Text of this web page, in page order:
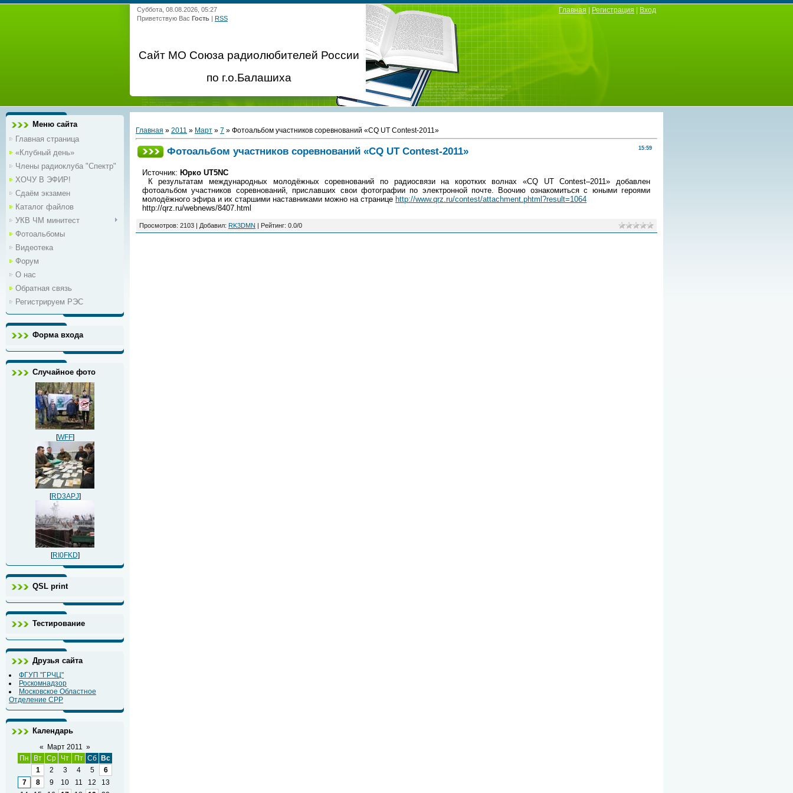
Суббота, 08.08.2026, 05:27
Приветствую Вас Гость | RSS
Сайт МО Союза радиолюбителей России
по г.о.Балашиха
Главная Регистрация Вход
Меню сайта
Главная страница
«Клубный день»
Члены радиоклуба "Спектр"
ХОЧУ В ЭФИР!
Сдаём экзамен
Каталог файлов
УКВ ЧМ минитест
Фотоальбомы
Видеотека
Форум
О нас
Обратная связь
Регистрируем РЭС
Форма входа
Случайное фото
[WFF]
[RD3APJ]
[RI0FKD]
QSL print
Тестирование
Друзья сайта
ФГУП "ГРЧЦ"
Роскомнадзор
Московское Областное
Отделение СРР
Календарь
« Март 2011 »
Пн
Вт Ср Чт Пт Сб
Вс
1
2 3 4 5
6
7
8 9 10 11 12
13
Главная » 2011 » Март » 7 » Фотоальбом участников соревнований «CQ UT Contest-2011»
15:59
Фотоальбом участников соревнований «CQ UT Contest-2011»
Источник: Юрко UT5NC
К результатам международных молодёжных соревнований по радиосвязи на коротких волнах «CQ UT Contest–2011» добавлен
фотоальбом участников соревнований, приславших свои фотографии по электронной почте. Воочию ознакомиться с юными героями
молодёжного эфира и их старшими наставниками можно на странице http://www.qrz.ru/contest/attachment.phtml?result=1064
http://qrz.ru/webnews/8407.html
Просмотров: 2103 Добавил: RK3DMN Рейтинг: 0.0/0